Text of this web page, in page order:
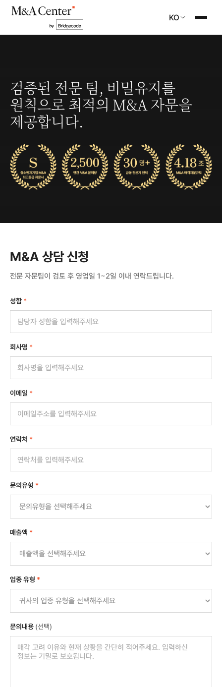
KO
검증된 전문 팀, 비밀유지를
원칙으로 최적의 M&A 자문을
제공합니다.
M&A 상담 신청
전문 자문팀이 검토 후 영업일 1~2일 이내 연락드립니다.
성함 *
회사명 *
이메일 *
연락처 *
문의유형 *
매출액 *
업종 유형 *
문의내용 (선택)